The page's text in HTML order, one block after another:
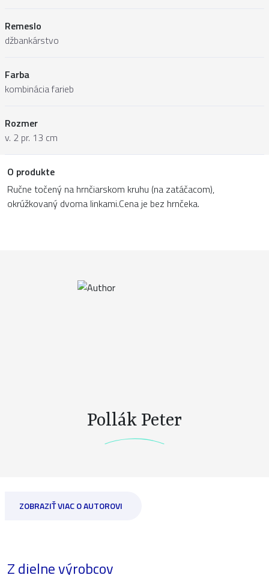
Remeslo
džbankárstvo
Farba
kombinácia farieb
Rozmer
v. 2 pr. 13 cm
O produkte
Ručne točený na hrnčiarskom kruhu (na zatáčacom),
okrúžkovaný dvoma linkami.Cena je bez hrnčeka.
Pollák Peter
ZOBRAZIŤ VIAC O AUTOROVI
Z dielne výrobcov